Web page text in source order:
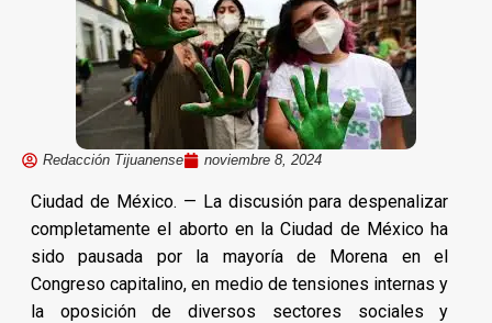
Redacción Tijuanense noviembre 8, 2024
Ciudad de México. — La discusión para despenalizar
completamente el aborto en la Ciudad de México ha
sido pausada por la mayoría de Morena en el
Congreso capitalino, en medio de tensiones internas y
la oposición de diversos sectores sociales y